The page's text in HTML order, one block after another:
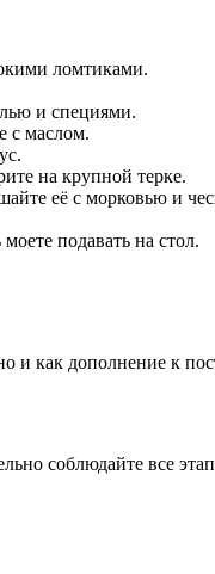
ломтиками.
и специями.
с маслом.
на крупной терке.
её с морковью и
подавать на стол.
и как дополнение к
соблюдайте все